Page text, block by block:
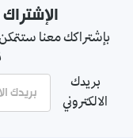
بإشتراكك معنا
بريدك
الالكتروني